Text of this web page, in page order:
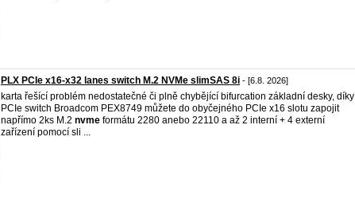
PLX PCIe x16-x32 lanes switch M.2 NVMe slimSAS 8i - [6.8. 2026]
karta řešící problém nedostatečné či plně chybějící bifurcation základní desky, díky
PCIe switch Broadcom PEX8749 můžete do obyčejného PCIe x16 slotu zapojit
napřímo 2ks M.2 nvme formátu 2280 anebo 22110 a až 2 interní + 4 externí
zařízení pomocí sli ...